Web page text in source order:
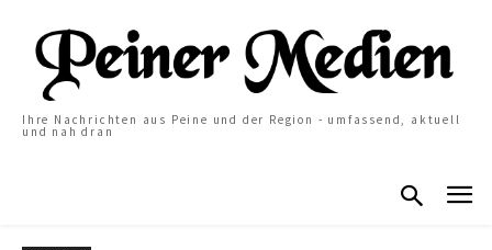
Ihre Nachrichten aus Peine und der Region - umfassend, aktuell
und nah dran